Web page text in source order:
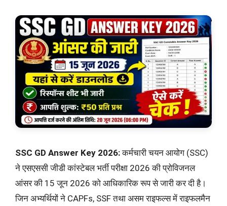
SSC GD Answer Key 2026:कर्मचारी चयन आयोग (SSC)
ने एसएससी जीडी कांस्टेबल भर्ती परीक्षा 2026 की प्रोविजनल
आंसर की 15 जून 2026 को आधिकारिक रूप से जारी कर दी है।
जिन अभ्यर्थियों ने CAPFs, SSF तथा असम राइफल्स में राइफलमैन